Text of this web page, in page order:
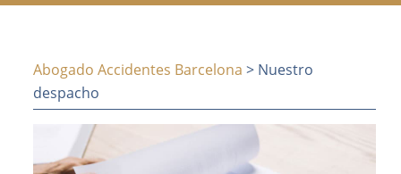
Abogado Accidentes Barcelona > Nuestro
despacho